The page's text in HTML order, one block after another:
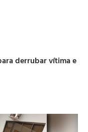
derrubar vítima e